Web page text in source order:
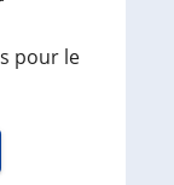
pour le